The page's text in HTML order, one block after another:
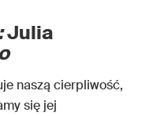
Julia
naszą cierpliwość,
się jej